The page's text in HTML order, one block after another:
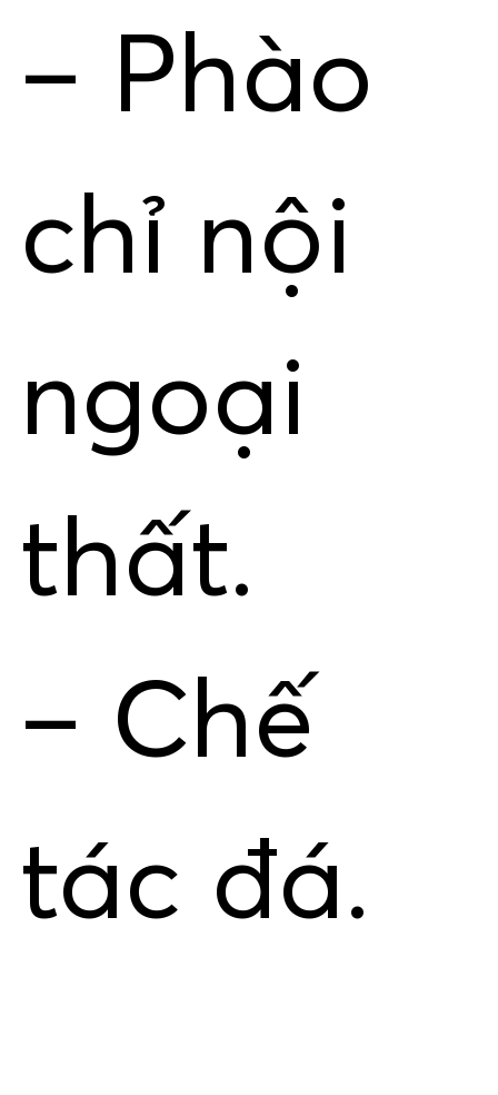
– Phào
chỉ nội
ngoại
thất.
– Chế
tác đá.